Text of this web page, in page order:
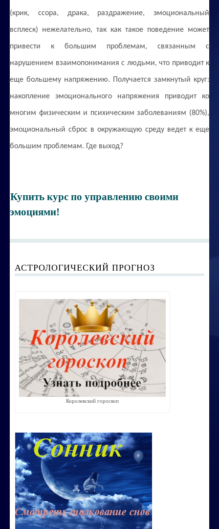
(крик, ссора, драка, раздражение, эмоциональный
всплеск) нежелательно, так как такое поведение может
привести к большим проблемам, связанным с
нарушением взаимопонимания с людьми, что приводит к
еще большему напряжению. Получается замкнутый круг:
накопление эмоционального напряжения приводит ко
многим физическим и психическим заболеваниям (80%),
эмоциональный сброс в окружающую среду ведет к еще
большим проблемам. Где выход?
Купить курс по управлению своими
эмоциями!
АСТРОЛОГИЧЕСКИЙ ПРОГНОЗ
Королевский гороскоп